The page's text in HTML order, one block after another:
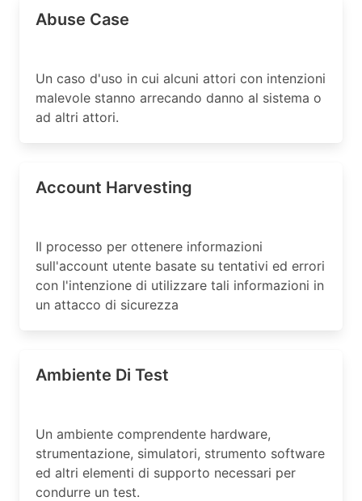
Abuse Case
Un caso d'uso in cui alcuni attori con intenzioni
malevole stanno arrecando danno al sistema o
ad altri attori.
Account Harvesting
Il processo per ottenere informazioni
sull'account utente basate su tentativi ed errori
con l'intenzione di utilizzare tali informazioni in
un attacco di sicurezza
Ambiente Di Test
Un ambiente comprendente hardware,
strumentazione, simulatori, strumento software
ed altri elementi di supporto necessari per
condurre un test.